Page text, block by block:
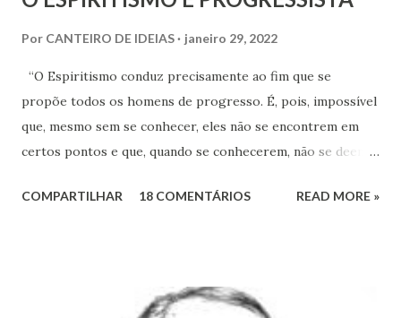
Por CANTEIRO DE IDEIAS janeiro 29, 2022
“O Espiritismo conduz precisamente ao fim que se
propõe todos os homens de progresso. É, pois, impossível
que, mesmo sem se conhecer, eles não se encontrem em
certos pontos e que, quando se conhecerem, não se deem -
inimigos comuns: os preconceitos sociais, a rotina, o
mais rico e produtivo por ele nos é ofertado. As relações
COMPARTILHAR 18 COMENTÁRIOS READ MORE »